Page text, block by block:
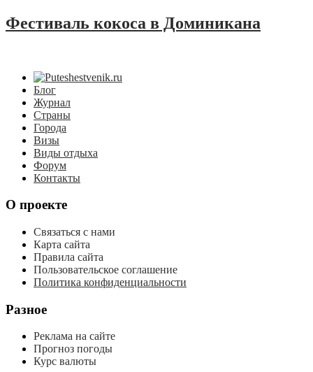
Фестиваль кокоса в Доминикана
Блог
Журнал
Страны
Города
Визы
Виды отдыха
Форум
Контакты
О проекте
Связаться с нами
Карта сайта
Правила сайта
Пользовательское соглашение
Политика конфиденциальности
Разное
Реклама на сайте
Прогноз погоды
Курс валюты